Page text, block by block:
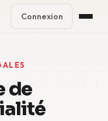
Connexion
de